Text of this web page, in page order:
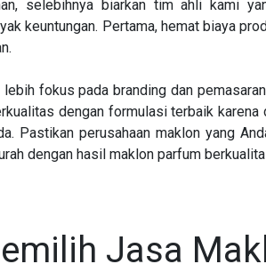
selebihnya biarkan tim ahli kami
keuntungan. Pertama, hemat biaya
fokus pada branding dan
dengan formulasi terbaik
Pastikan perusahaan maklon yang
dengan hasil maklon parfum
Jasa